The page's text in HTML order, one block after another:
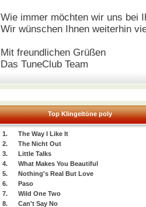
Wie immer möchten wir uns bei
Wir wünschen Ihnen weiterhin
Mit freundlichen Grüßen
Das TuneClub Team
Top Klingeltöne poly
1.
The Way I Like It
2.
The Nicht Out
3.
Little Talks
4.
What Makes You Beautiful
5.
Nothing's Real But Love
6.
Paso
7.
Wild One Two
8.
Can't Say No